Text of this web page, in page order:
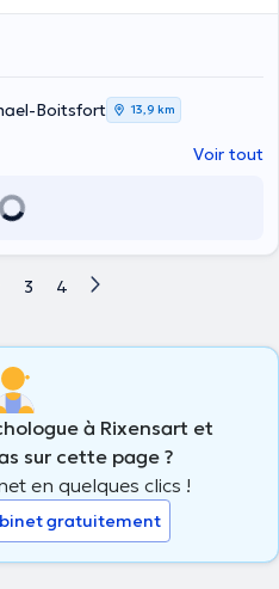
vous épanouir dans ce rôle et
Boitsfort 13,9 km
Voir tout
3 4
à Rixensart et
sur cette page ?
en quelques clics !
gratuitement